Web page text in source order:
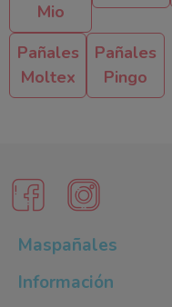
Mio
Pañales
Moltex
Pañales
Pingo
Maspañales
Información